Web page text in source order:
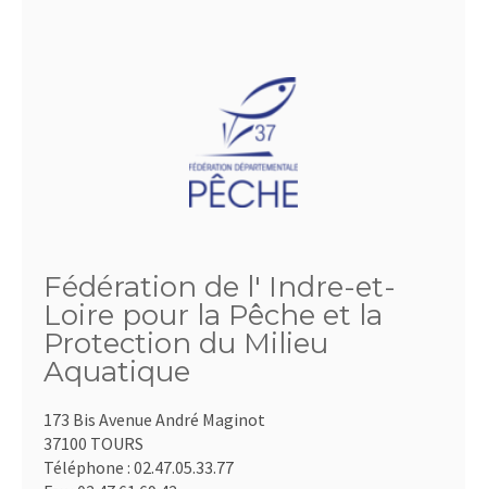
Fédération de l' Indre-et-
Loire pour la Pêche et la
Protection du Milieu
Aquatique
173 Bis Avenue André Maginot
37100 TOURS
Téléphone : 02.47.05.33.77